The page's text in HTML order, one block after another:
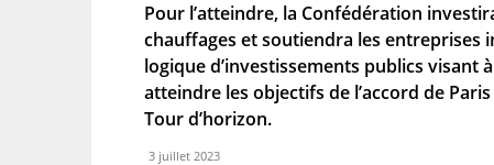
Pour l’atteindre, la Confédération
chauffages et soutiendra les entreprises
logique d’investissements publics
atteindre les objectifs de l’accord de
Tour d’horizon.
3 juillet 2023